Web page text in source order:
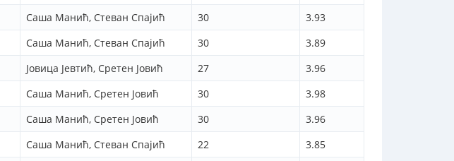
Саша Манић, Стеван Спајић 30
3.93
Саша Манић, Стеван Спајић 30
3.89
Јовица Јевтић, Сретен Јовић 27
3.96
Саша Манић, Сретен Јовић 30
3.98
Саша Манић, Сретен Јовић 30
3.96
Саша Манић, Стеван Спајић 22
3.85